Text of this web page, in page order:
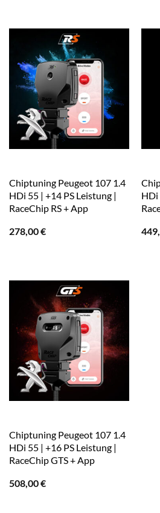
Chiptuning Peugeot 107 1.4
HDi 55 | +14 PS Leistung |
RaceChip RS + App
278,00€
HDi
Chiptuning Peugeot 107 1.4
HDi 55 | +16 PS Leistung |
RaceChip GTS + App
508,00€